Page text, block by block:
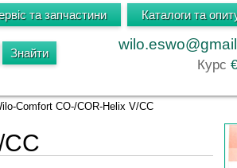
та запчастини Каталоги та
Курс €
Comfort CO-/COR-Helix V/CC